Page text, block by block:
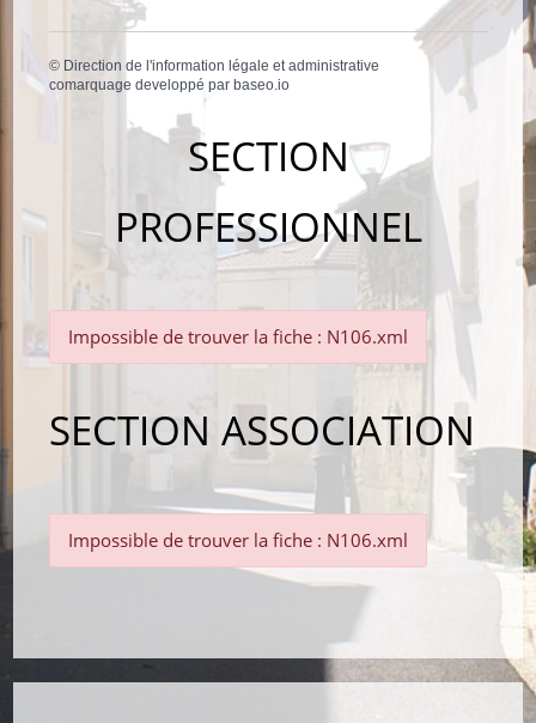
© Direction de l'information légale et administrative
comarquage developpé parbaseo.io
SECTION
PROFESSIONNEL
Impossible de trouver la fiche : N106.xml
SECTION ASSOCIATION
Impossible de trouver la fiche : N106.xml